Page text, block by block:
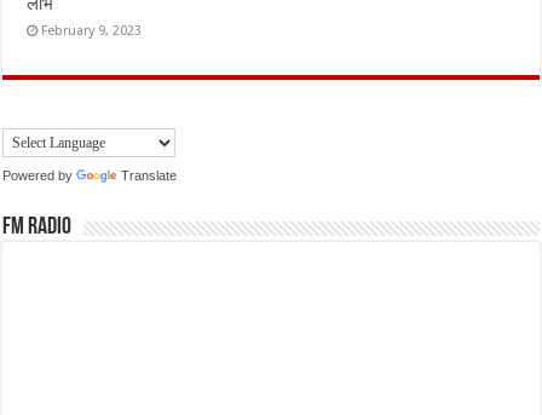
February 9, 2023
Powered by Translate
FM Radio